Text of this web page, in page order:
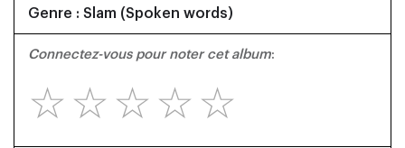
Genre : Slam (Spoken words)
Connectez-vous pour noter cet album:
☆
☆
☆
☆
☆